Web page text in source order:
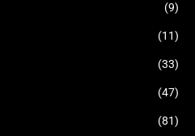
(9)
(11)
(33)
(47)
(81)